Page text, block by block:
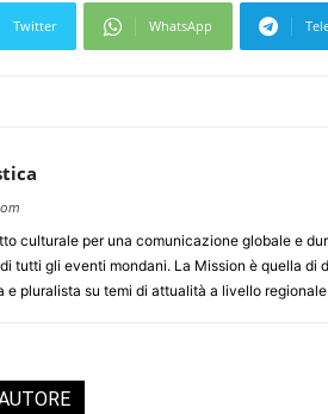
Twitter WhatsApp
culturale per una comunicazione globale e
tutti gli eventi mondani. La Mission è quella di
pluralista su temi di attualità a livello